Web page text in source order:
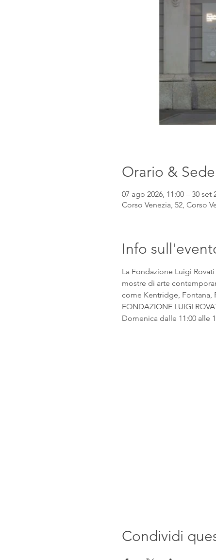
Orario & Sede
07 ago 2026, 11:00 – 30 set
Corso Venezia, 52, Corso
Info
La Fondazione Luigi
mostre di arte
come Kentridge, Fontana,
FONDAZIONE LUIGI
Domenica dalle 11:00 alle
Condividi